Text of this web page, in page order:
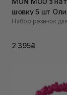
шовку 5 шт
Набор резинок
2 395₴